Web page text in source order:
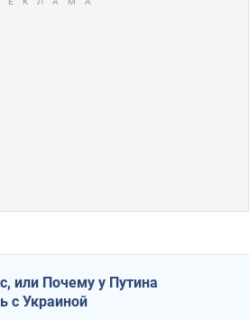
или Почему у Путина
с Украиной